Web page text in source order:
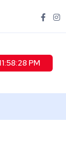
PM